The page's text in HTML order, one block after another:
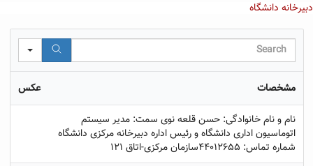
دبیرخانه دانشگاه
مشخصات عکس
نام و نام خانوادگی: حسن قلعه نوی سمت: مدیر سیستم
اتوماسیون اداری دانشگاه و رئیس اداره دبیرخانه مرکزی دانشگاه
شماره تماس: 44012655سازمان مرکزی-اتاق 121